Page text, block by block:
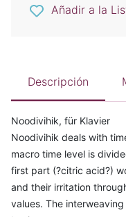
Añadir a la
Descripción
Noodivihik, für Klavier
Noodivihik deals with
macro time level is
first part (?citric acid?)
and their irritation
values. The